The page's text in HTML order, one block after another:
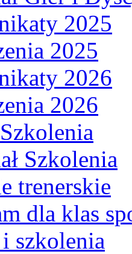
2025
2025
2026
2026
Szkolenia
trenerskie
dla klas
szkolenia